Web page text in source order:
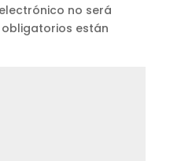
no será
están